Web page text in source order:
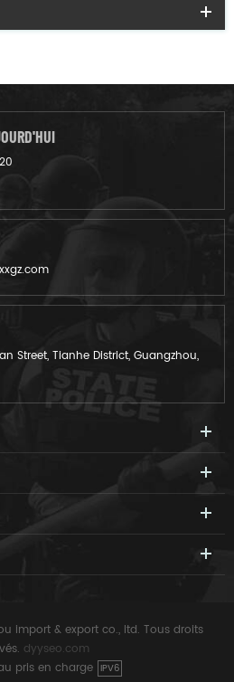
Street, Tianhe District, Guangzhou,
import & export co., ltd. Tous droits
dyyseo.com
pris en charge IPV6